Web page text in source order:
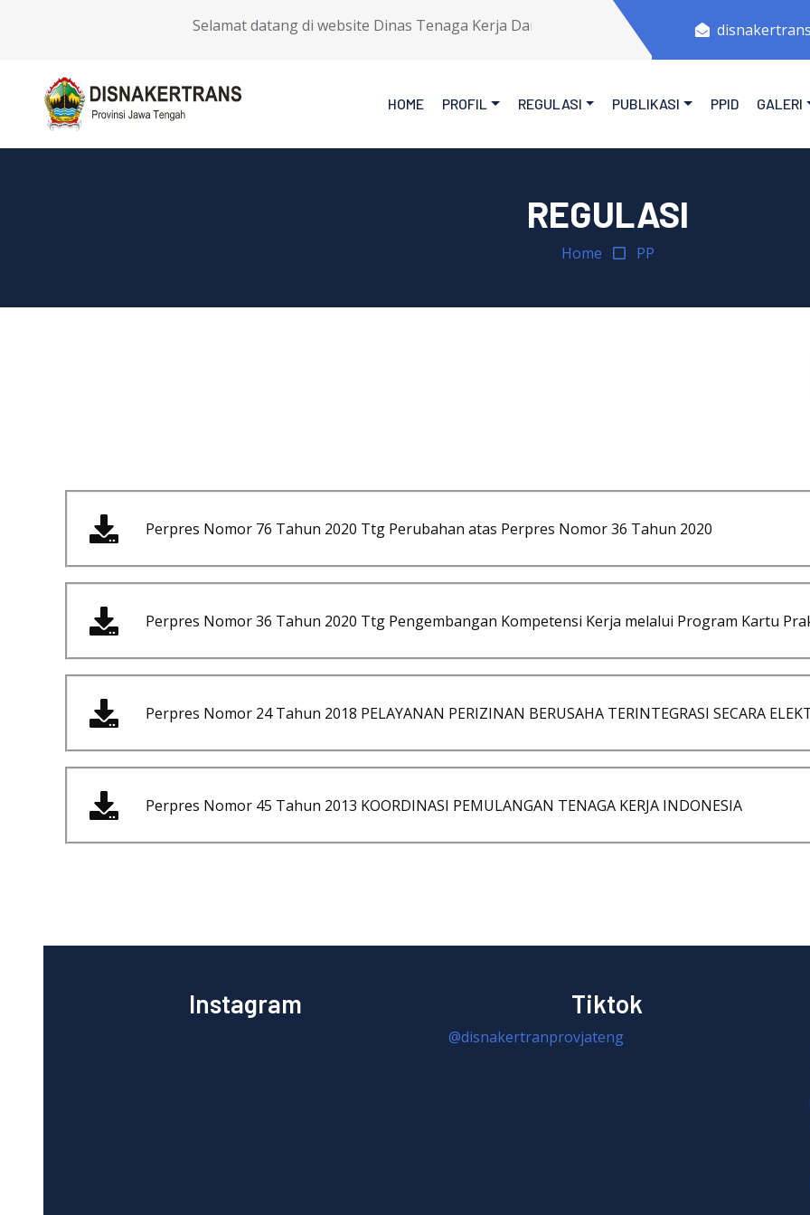
Selamat datang di website Dinas Tenaga Kerja Dan Transmigrasi Provinsi Jawa Tengah.
HOME PROFIL REGULASI PUBLIKASI PPID GALERI
REGULASI
Home PP
Perpres Nomor 76 Tahun 2020 Ttg Perubahan atas Perpres Nomor 36 Tahun 2020
Perpres Nomor 36 Tahun 2020 Ttg Pengembangan Kompetensi Kerja melalui Program Kartu
Perpres Nomor 24 Tahun 2018 PELAYANAN PERIZINAN BERUSAHA TERINTEGRASI SECARA
Perpres Nomor 45 Tahun 2013 KOORDINASI PEMULANGAN TENAGA KERJA INDONESIA
Instagram Tiktok
@disnakertranprovjateng